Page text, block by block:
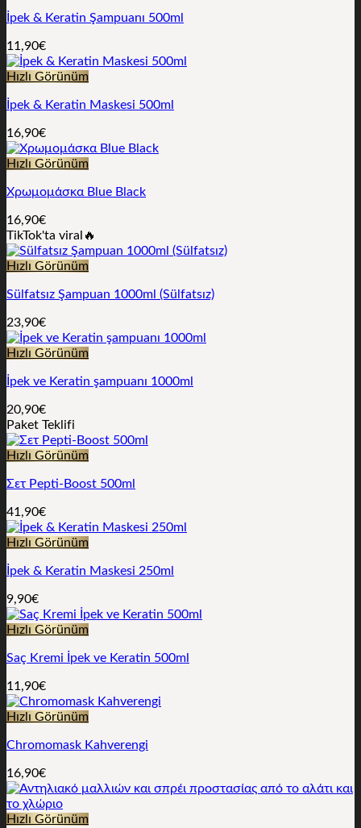
İpek & Keratin Şampuanı 500ml
11,90€
Hızlı Görünüm
İpek & Keratin Maskesi 500ml
16,90€
Hızlı Görünüm
Χρωμομάσκα Blue Black
16,90€
TikTok'ta viral🔥
Hızlı Görünüm
Sülfatsız Şampuan 1000ml (Sülfatsız)
23,90€
Hızlı Görünüm
İpek ve Keratin şampuanı 1000ml
20,90€
Paket Teklifi
Hızlı Görünüm
Σετ Pepti-Boost 500ml
41,90€
Hızlı Görünüm
İpek & Keratin Maskesi 250ml
9,90€
Hızlı Görünüm
Saç Kremi İpek ve Keratin 500ml
11,90€
Hızlı Görünüm
Chromomask Kahverengi
16,90€
Hızlı Görünüm